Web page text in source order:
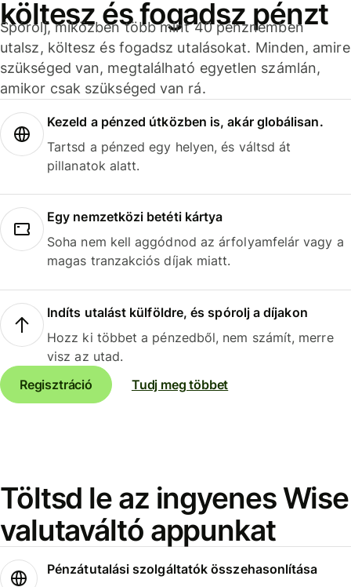
költesz és fogadsz pénzt
Spórolj, miközben több mint 40 pénznemben
utalsz, költesz és fogadsz utalásokat. Minden, amire
szükséged van, megtalálható egyetlen számlán,
amikor csak szükséged van rá.
Kezeld a pénzed útközben is, akár globálisan.
Tartsd a pénzed egy helyen, és váltsd át
pillanatok alatt.
Egy nemzetközi betéti kártya
Soha nem kell aggódnod az árfolyamfelár vagy a
magas tranzakciós díjak miatt.
Indíts utalást külföldre, és spórolj a díjakon
Hozz ki többet a pénzedből, nem számít, merre
visz az utad.
Regisztráció
Tudj meg többet
Töltsd le az ingyenes Wise
valutaváltó appunkat
Pénzátutalási szolgáltatók összehasonlítása